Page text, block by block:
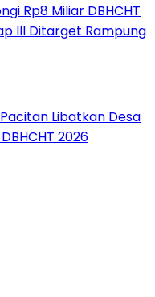
Rp8 Miliar DBHCHT
III Ditarget Rampung
Libatkan Desa
2026